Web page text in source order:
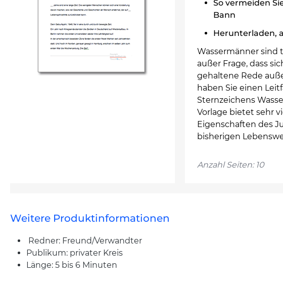
So vermeiden
Bann
Herunterladen,
Wassermänner sind
außer Frage, dass
gehaltene Rede
haben Sie einen
Sternzeichens
Vorlage bietet sehr
Eigenschaften des
bisherigen
Anzahl Seiten: 10
Weitere Produktinformationen
Redner: Freund/Verwandter
Publikum: privater Kreis
Länge: 5 bis 6 Minuten